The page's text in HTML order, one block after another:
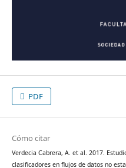
PDF
Cómo citar
Verdecia Cabrera, A. et al. 2017.
clasificadores en flujos de datos no